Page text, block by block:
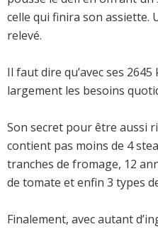
celle qui finira son assiette.
relevé.
Il faut dire qu’avec ses
largement les besoins
Son secret pour être aussi
contient pas moins de 4
tranches de fromage, 12
de tomate et enfin 3 types
Finalement, avec autant